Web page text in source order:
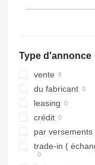
Type d'annonce
vente
du fabricant
leasing
crédit
par versements
trade-in (